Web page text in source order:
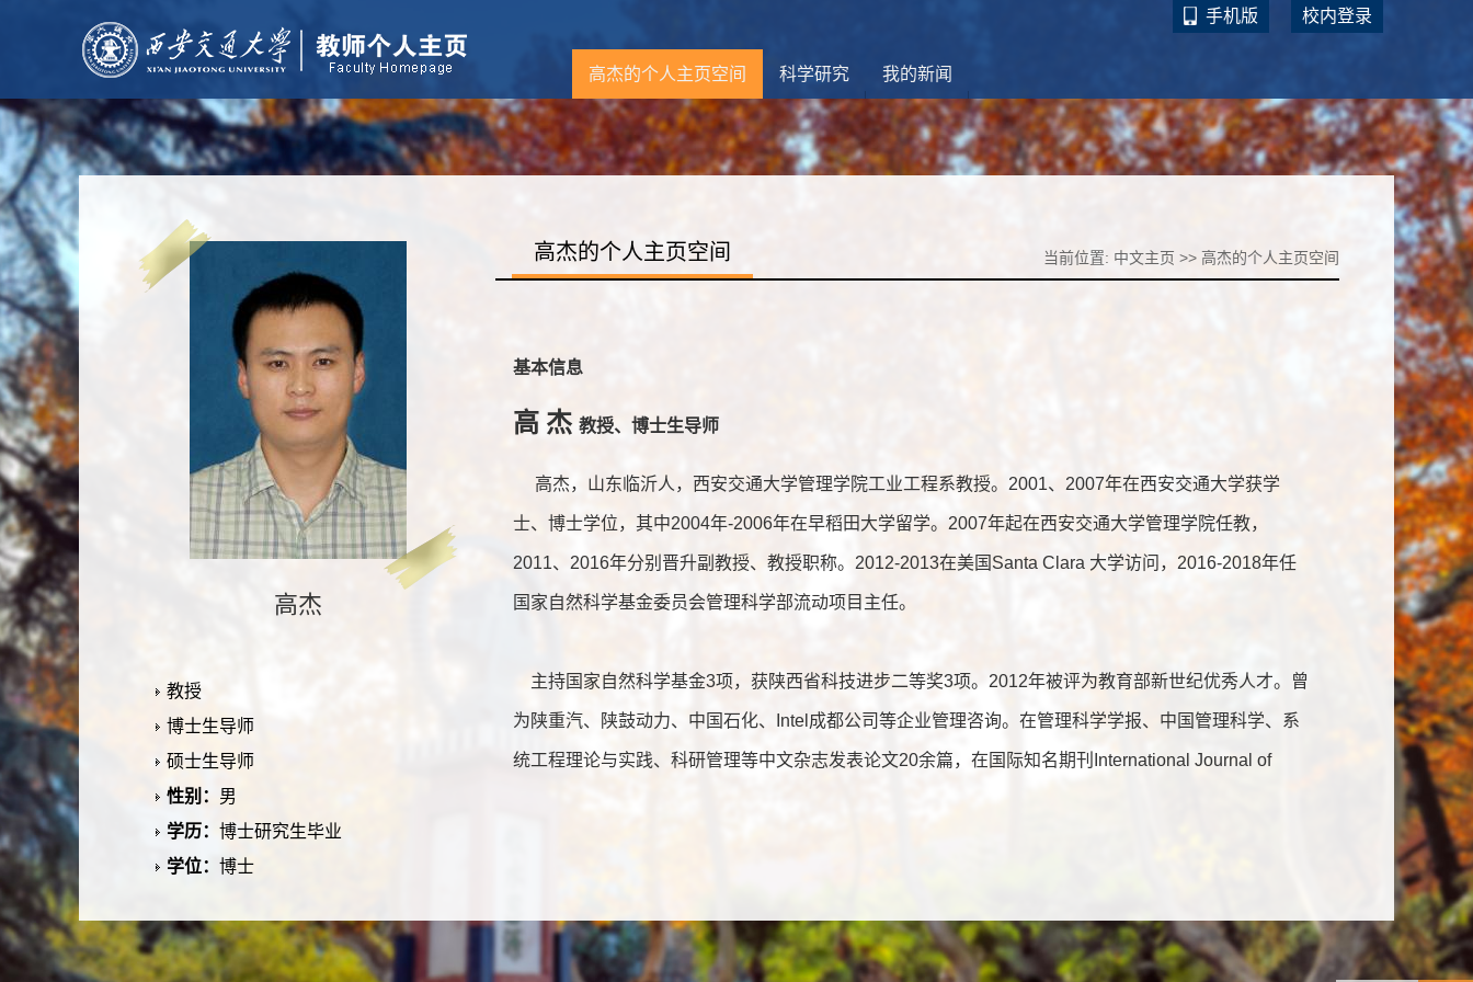
校内登录
手机版
高杰的个人主页空间 科学研究 我的新闻
高杰
教授
博士生导师
硕士生导师
性别： 男
学历： 博士研究生毕业
学位： 博士
电子邮箱：
办公地点：
高杰的个人主页空间 当前位置: 中文主页 >> 高杰的个人主页空间
基本信息
高 杰 教授、博士生导师
高杰，山东临沂人，西安交通大学管理学院工业工程系教授。2001、2007年在西安交通大学获学
士、博士学位，其中2004年-2006年在早稻田大学留学。2007年起在西安交通大学管理学院任教，
2011、2016年分别晋升副教授、教授职称。2012-2013在美国Santa Clara 大学访问，2016-2018年任
国家自然科学基金委员会管理科学部流动项目主任。
主持国家自然科学基金3项，获陕西省科技进步二等奖3项。2012年被评为教育部新世纪优秀人才。曾
为陕重汽、陕鼓动力、中国石化、Intel成都公司等企业管理咨询。在管理科学学报、中国管理科学、系
统工程理论与实践、科研管理等中文杂志发表论文20余篇，在国际知名期刊International Journal of
动力、青岛海尔等企业提供管理咨询和培训服务。
学历、工作及兼职情况：